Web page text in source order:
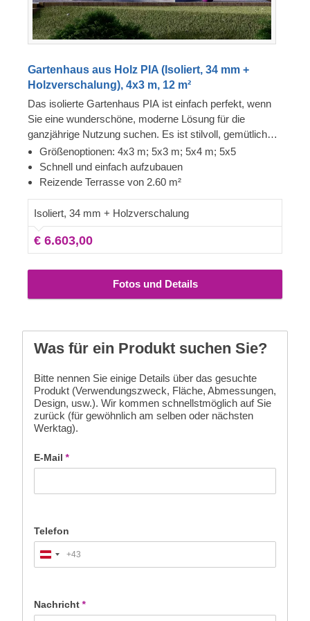
Gartenhaus aus Holz PIA (Isoliert, 34 mm +
Holzverschalung), 4x3 m, 12 m²
Das isolierte Gartenhaus PIA ist einfach perfekt, wenn
Sie eine wunderschöne, moderne Lösung für die
ganzjährige Nutzung suchen. Es ist stilvoll, gemütlich
und hell - eine tolle Option als Gartenstudio oder Büro.
Größenoptionen: 4x3 m; 5x3 m; 5x4 m; 5x5
Schnell und einfach aufzubauen
Reizende Terrasse von 2.60 m²
Isoliert, 34 mm + Holzverschalung
€ 6.603,00
Fotos und Details
Was für ein Produkt suchen Sie?
Bitte nennen Sie einige Details über das gesuchte
Produkt (Verwendungszweck, Fläche, Abmessungen,
Design, usw.). Wir kommen schnellstmöglich auf Sie
zurück (für gewöhnlich am selben oder nächsten
Werktag).
E-Mail *
Telefon
Austria
+43
+43
Nachricht*